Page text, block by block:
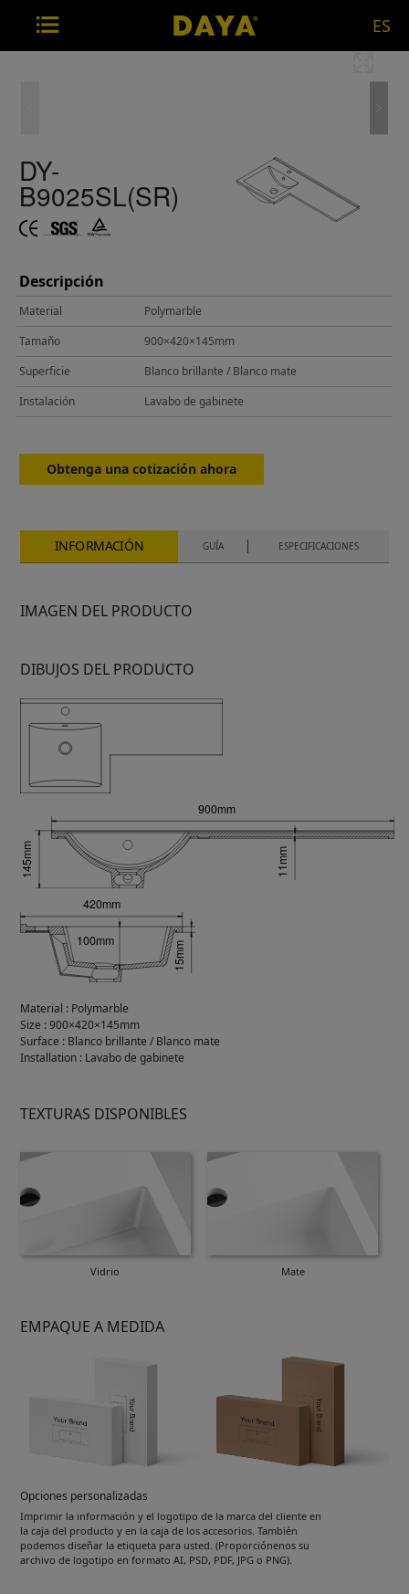
ES
DY-
B9025SL(SR)
Descripción
Material
Polymarble
Tamaño
900×420×145mm
Superficie
Blanco brillante / Blanco mate
Instalación
Lavabo de gabinete
Obtenga una cotización ahora
INFORMACIÓN GUÍA ESPECIFICACIONES
IMAGEN DEL PRODUCTO
DIBUJOS DEL PRODUCTO
Material : Polymarble
Size :900×420×145mm
Surface : Blanco brillante / Blanco mate
Installation : Lavabo de gabinete
TEXTURAS DISPONIBLES
Vidrio Mate
EMPAQUE A MEDIDA
Opciones personalizadas
Imprimir la información y el logotipo de la marca del cliente en
la caja del producto y en la caja de los accesorios. También
podemos diseñar la etiqueta para usted. (Proporciónenos su
archivo de logotipo en formato AI, PSD, PDF, JPG o PNG).